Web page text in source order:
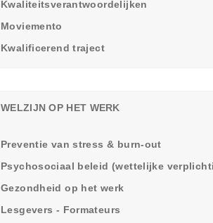
Kwaliteitsverantwoordelijken
Moviemento
Kwalificerend traject
WELZIJN OP HET WERK
Preventie van stress & burn-out
Psychosociaal beleid (wettelijke
Gezondheid op het werk
Lesgevers - Formateurs